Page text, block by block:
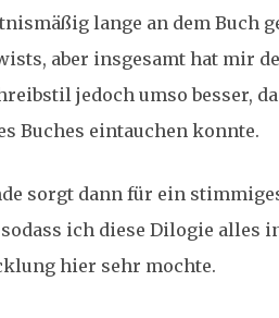
lange an dem Buch
aber insgesamt hat mir
jedoch umso besser,
Buches eintauchen konnte.
sorgt dann für ein
ich diese Dilogie alles
hier sehr mochte.